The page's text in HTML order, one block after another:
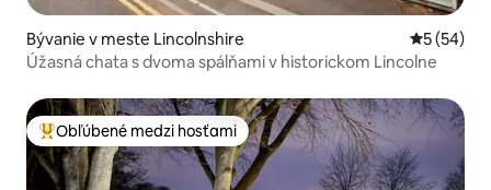
Bývanie v meste Lincolnshire
5 (54)
Úžasná chata s dvoma spálňami v historickom Lincolne
Najobľúbenejšie medzi hosťami
Obľúbené medzi hosťami